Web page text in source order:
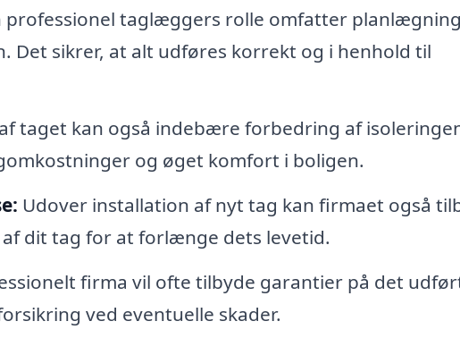
professionel taglæggers rolle omfatter
Det sikrer, at alt udføres korrekt og i henhold til
taget kan også indebære forbedring af
og øget komfort i boligen.
Udover installation af nyt tag kan firmaet også
dit tag for at forlænge dets levetid.
firma vil ofte tilbyde garantier på det
ved eventuelle skader.